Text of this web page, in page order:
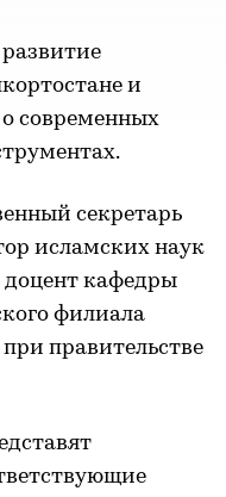
и
современных
секретарь
исламских наук
доцент кафедры
филиала
правительстве